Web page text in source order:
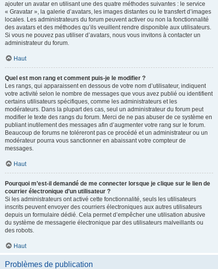
ajouter un avatar en utilisant une des quatre méthodes suivantes : le service
« Gravatar », la galerie d’avatars, les images distantes ou le transfert d’images
locales. Les administrateurs du forum peuvent activer ou non la fonctionnalité
des avatars et des méthodes qu’ils veuillent rendre disponible aux utilisateurs.
Si vous ne pouvez pas utiliser d’avatars, nous vous invitons à contacter un
administrateur du forum.
Haut
Quel est mon rang et comment puis-je le modifier ?
Les rangs, qui apparaissent en dessous de votre nom d’utilisateur, indiquent
votre activité selon le nombre de messages que vous avez publié ou identifient
certains utilisateurs spécifiques, comme les administrateurs et les
modérateurs. Dans la plupart des cas, seul un administrateur du forum peut
modifier le texte des rangs du forum. Merci de ne pas abuser de ce système en
publiant inutilement des messages afin d’augmenter votre rang sur le forum.
Beaucoup de forums ne toléreront pas ce procédé et un administrateur ou un
modérateur pourra vous sanctionner en abaissant votre compteur de
messages.
Haut
Pourquoi m’est-il demandé de me connecter lorsque je clique sur le lien de
courrier électronique d’un utilisateur ?
Si les administrateurs ont activé cette fonctionnalité, seuls les utilisateurs
inscrits peuvent envoyer des courriers électroniques aux autres utilisateurs
depuis un formulaire dédié. Cela permet d’empêcher une utilisation abusive
du système de messagerie électronique par des utilisateurs malveillants ou
des robots.
Haut
Problèmes de publication